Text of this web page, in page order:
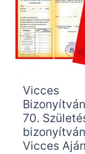
Vicces
70.
Vicces